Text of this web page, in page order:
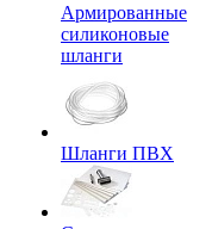
Армированные
силиконовые
шланги
Шланги ПВХ